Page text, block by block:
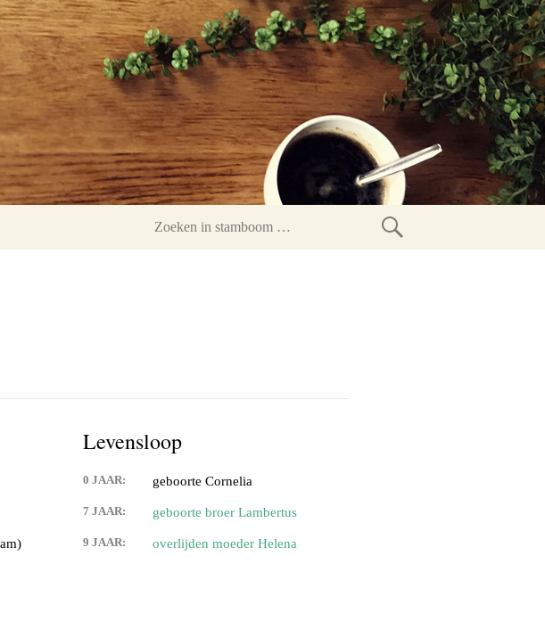
Zoeken
Levensloop
0 JAAR: geboorte Cornelia
7 JAAR: geboorte broer Lambertus
9 JAAR: overlijden moeder Helena